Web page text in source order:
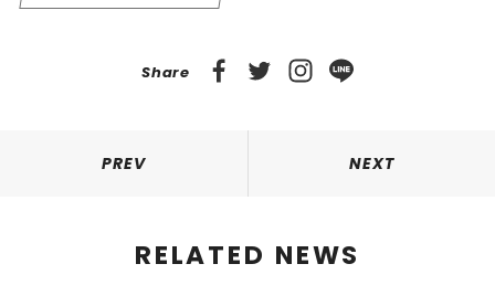
Share
PREV NEXT
RELATED NEWS